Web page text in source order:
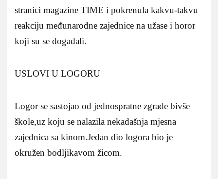
stranici magazine TIME i pokrenula kakvu-takvu
reakciju međunarodne zajednice na užase i horor
koji su se događali.
USLOVI U LOGORU
Logor se sastojao od jednospratne zgrade bivše
škole,uz koju se nalazila nekadašnja mjesna
zajednica sa kinom.Jedan dio logora bio je
okružen bodljikavom žicom.